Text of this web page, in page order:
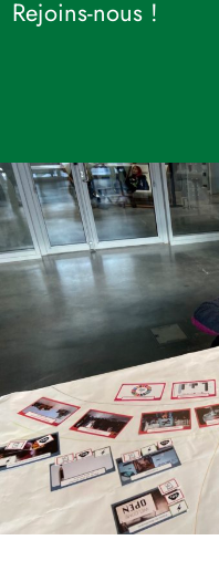
Rejoins-nous !